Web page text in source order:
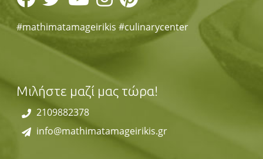
#mathimatamageirikis #culinarycenter
Μιλήστε μαζί μας τώρα!
2109882378
info@mathimatamageirikis.gr